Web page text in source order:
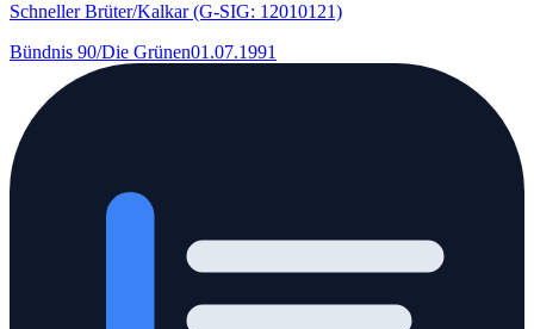
Schneller Brüter/Kalkar (G-SIG: 12010121)
Bündnis 90/Die Grünen01.07.1991